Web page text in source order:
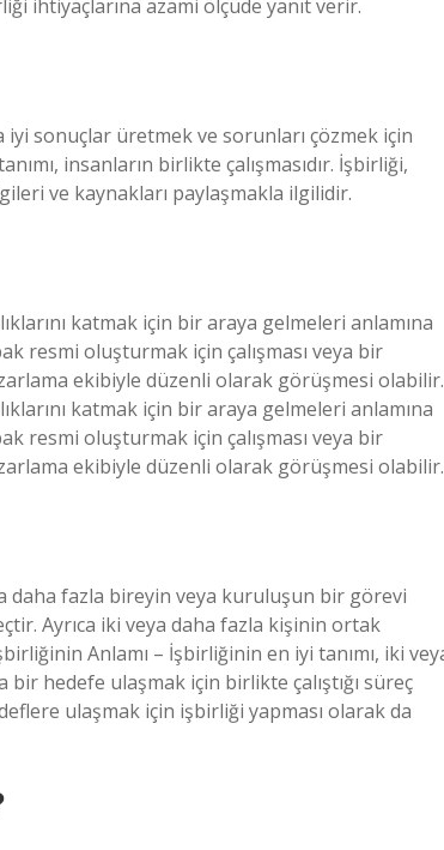
ihtiyaçlarına azami ölçüde yanıt verir.
iyi sonuçlar üretmek ve sorunları çözmek için
insanların birlikte çalışmasıdır. İşbirliği,
ve kaynakları paylaşmakla ilgilidir.
katmak için bir araya gelmeleri anlamına
resmi oluşturmak için çalışması veya bir
ekibiyle düzenli olarak görüşmesi olabilir.
katmak için bir araya gelmeleri anlamına
resmi oluşturmak için çalışması veya bir
ekibiyle düzenli olarak görüşmesi olabilir.
daha fazla bireyin veya kuruluşun bir görevi
Ayrıca iki veya daha fazla kişinin ortak
Anlamı – İşbirliğinin en iyi tanımı, iki
hedefe ulaşmak için birlikte çalıştığı süreç
ulaşmak için işbirliği yapması olarak da